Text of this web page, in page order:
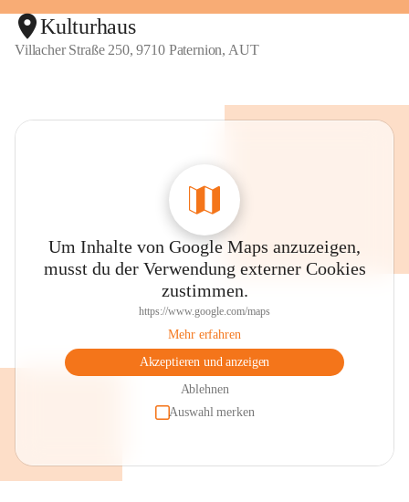
Kulturhaus
Villacher Straße 250, 9710 Paternion, AUT
Um Inhalte von Google Maps anzuzeigen,
musst du der Verwendung externer Cookies
zustimmen.
https://www.google.com/maps
Mehr erfahren
Akzeptieren und anzeigen
Ablehnen
Auswahl merken